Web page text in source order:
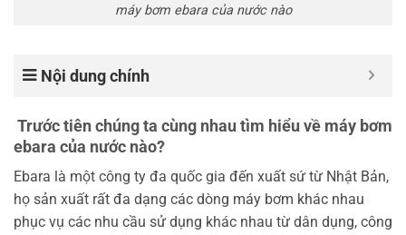
máy bơm ebara của nước nào
Nội dung chính
Trước tiên chúng ta cùng nhau tìm hiểu về máy bơm
ebara của nước nào?
Ebara là một công ty đa quốc gia đến xuất sứ từ Nhật Bản,
họ sản xuất rất đa dạng các dòng máy bơm khác nhau
phục vụ các nhu cầu sử dụng khác nhau từ dân dụng, công